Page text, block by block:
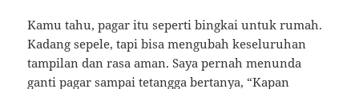
Kamu tahu, pagar itu seperti bingkai untuk rumah.
Kadang sepele, tapi bisa mengubah keseluruhan
tampilan dan rasa aman. Saya pernah menunda
ganti pagar sampai tetangga bertanya, “Kapan